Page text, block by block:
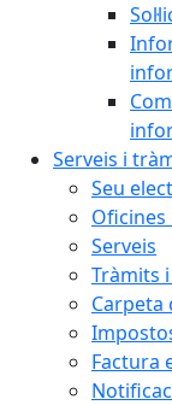
Serveis i
Seu
Serveis
Tràmits
Carpeta
Factura